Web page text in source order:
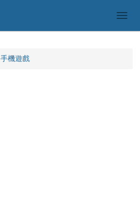
手機遊戲